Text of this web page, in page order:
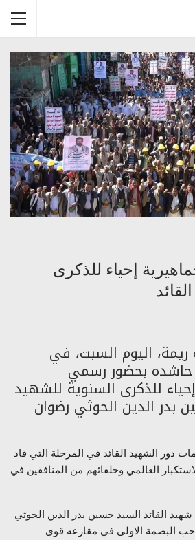
إحياء للذكرى
ريمة، اليوم السبت، في
حاشده بحضور رسمي
للذكرى السنوية للشهيد
بدر الدين الحوثي رضوان
دور الشهيد القائد في المرحلة التي قاد
العالمي وحلفائهم من المنافقين في
القائد السيد حسين بدر الدين الحوثي
البصمة الاولى في مقارعه قوى